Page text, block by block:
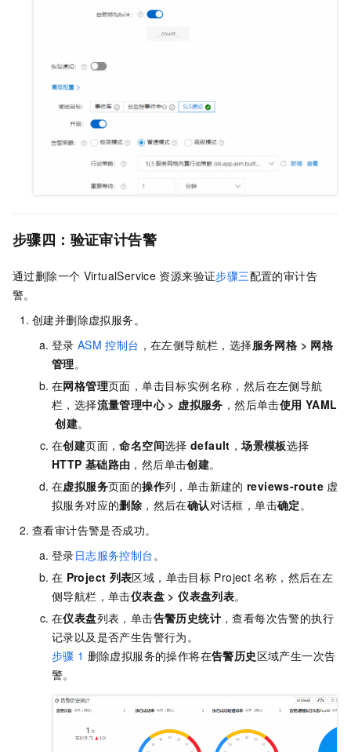
步骤四：验证审计告警
通过删除一个 VirtualService 资源来验证步骤三配置的审计告
警。
创建并删除虚拟服务。
登录 ASM 控制台 ，在左侧导航栏，选择服务网格 > 网格
管理。
在网格管理页面，单击目标实例名称，然后在左侧导航
栏，选择流量管理中心> 虚拟服务 ，然后单击使用 YAML
创建。
在创建页面，命名空间选择 default ，场景模板选择
HTTP 基础路由 ，然后单击创建。
在虚拟服务页面的操作列，单击新建的 reviews-route 虚
拟服务对应的删除 ，然后在确认对话框，单击确定 。
查看审计告警是否成功。
登录日志服务控制台 。
在 Project 列表区域，单击目标 Project 名称，然后在左
侧导航栏，单击仪表盘 >仪表盘列表。
在仪表盘列表，单击告警历史统计 ，查看每次告警的执行
记录以及是否产生告警行为。
步骤 1 删除虚拟服务的操作将在告警历史区域产生一次告
警。